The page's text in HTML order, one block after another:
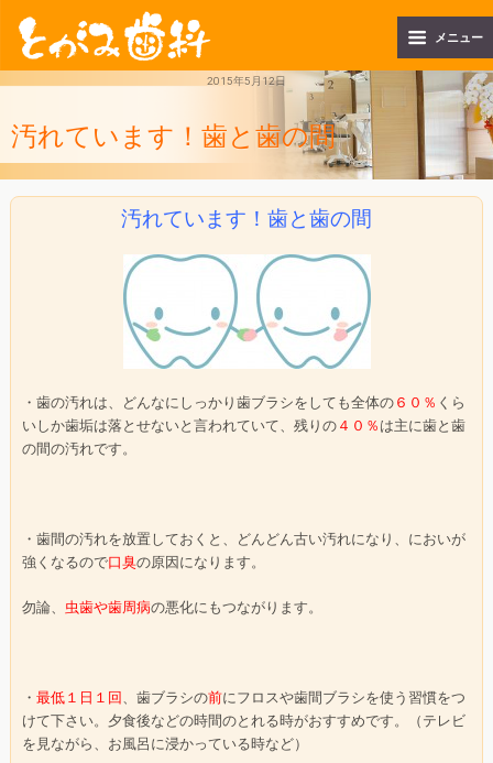
メニュー
2015年5月12日
汚れています！歯と歯の間
汚れています！歯と歯の間
・歯の汚れは、どんなにしっかり歯ブラシをしても全体の ６０％ くら
いしか歯垢は落とせないと言われていて、残りの ４０％ は主に歯と歯
の間の汚れです。
・歯間の汚れを放置しておくと、どんどん古い汚れになり、においが
強くなるので口臭の原因になります。
勿論、 虫歯や歯周病の悪化にもつながります。
・ 最低１日１回 、歯ブラシの前にフロスや歯間ブラシを使う習慣をつ
けて下さい。夕食後などの時間のとれる時がおすすめです。（テレビ
を見ながら、お風呂に浸かっている時など）